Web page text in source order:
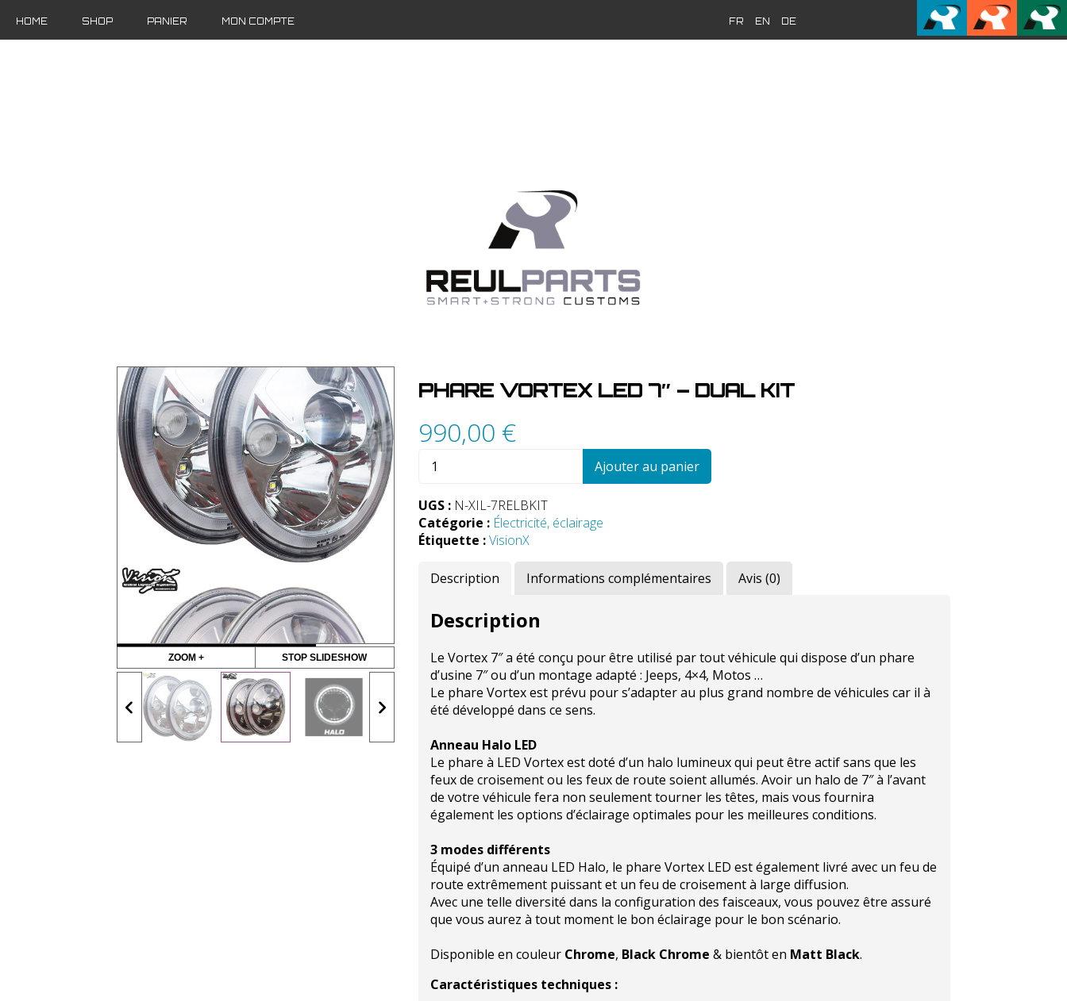
HOME SHOP PANIER MON COMPTE FR EN DE
ZOOM + STOP SLIDESHOW
PHARE VORTEX LED 7″ – DUAL KIT
990,00 €
Vortex
LED
7"
Dual
Ajouter au panier
UGS : N-XIL-7RELBKIT
Catégorie : Électricité, éclairage
Étiquette :VisionX
Description Informations complémentaires Avis (0)
Description
Le Vortex 7″ a été conçu pour être utilisé par tout véhicule qui dispose d’un phare
d’usine 7″ ou d’un montage adapté : Jeeps, 4×4, Motos …
Le phare Vortex est prévu pour s’adapter au plus grand nombre de véhicules car il à
été développé dans ce sens.
Anneau Halo LED
Le phare à LED Vortex est doté d’un halo lumineux qui peut être actif sans que les
feux de croisement ou les feux de route soient allumés. Avoir un halo de 7″ à l’avant
de votre véhicule fera non seulement tourner les têtes, mais vous fournira
également les options d’éclairage optimales pour les meilleures conditions.
3 modes différents
Équipé d’un anneau LED Halo, le phare Vortex LED est également livré avec un feu de
route extrêmement puissant et un feu de croisement à large diffusion.
Avec une telle diversité dans la configuration des faisceaux, vous pouvez être assuré
que vous aurez à tout moment le bon éclairage pour le bon scénario.
Disponible en couleur Chrome, Black Chrome & bientôt en Matt Black.
Caractéristiques techniques :